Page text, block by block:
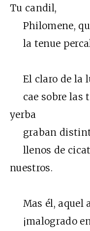
Tu candil,
Philomene,
la tenue
El claro de la
cae sobre las
yerba
graban
llenos de
nuestros.
Mas él, aquel
¡malogrado en